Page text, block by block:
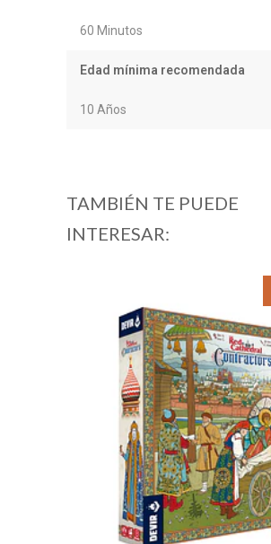
60 Minutos
Edad mínima recomendada
10 Años
TAMBIÉN TE PUEDE
INTERESAR: